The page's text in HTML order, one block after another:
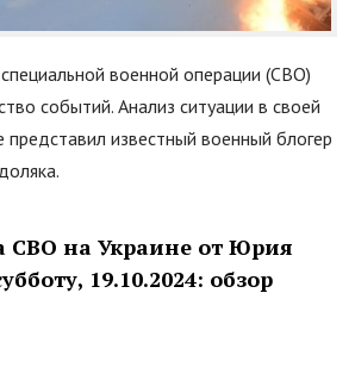
военной операции (СВО)
событий. Анализ ситуации в своей
известный военный блогер
СВО на Украине от Юрия
19.10.2024: обзор